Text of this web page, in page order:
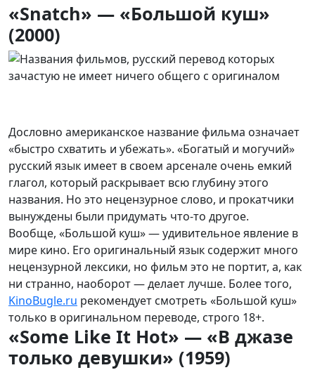
«Snatch» — «Большой куш»
(2000)
Дословно американское название фильма означает
«быстро схватить и убежать». «Богатый и могучий»
русский язык имеет в своем арсенале очень емкий
глагол, который раскрывает всю глубину этого
названия. Но это нецензурное слово, и прокатчики
вынуждены были придумать что-то другое.
Вообще, «Большой куш» — удивительное явление в
мире кино. Его оригинальный язык содержит много
нецензурной лексики, но фильм это не портит, а, как
ни странно, наоборот — делает лучше. Более того,
KinoBugle.ru рекомендует смотреть «Большой куш»
только в оригинальном переводе, строго 18+.
«Some Like It Hot» — «В джазе
только девушки» (1959)